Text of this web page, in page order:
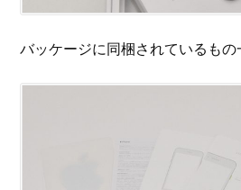
バッケージに同梱されているもの